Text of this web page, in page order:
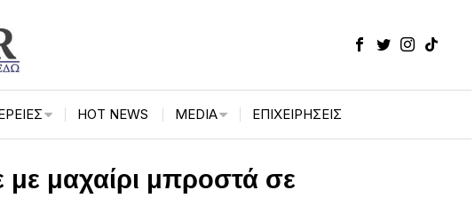
HOT NEWS MEDIA ΕΠΙΧΕΙΡΉΣΕΙΣ
μαχαίρι μπροστά σε